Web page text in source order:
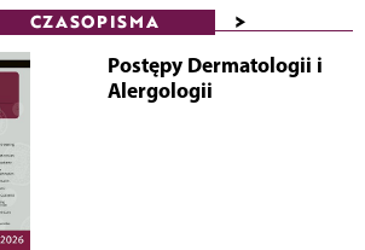
CZASOPISMA >
Postępy Dermatologii i
Alergologii